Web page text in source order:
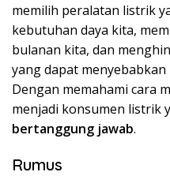
memilih peralatan listrik
kebutuhan daya kita,
bulanan kita, dan
yang dapat menyebabkan
Dengan memahami cara
menjadi konsumen listrik
bertanggung jawab.
Rumus